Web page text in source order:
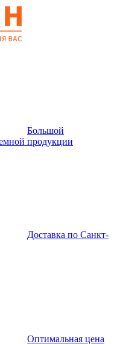
Большой
продукции
Доставка по Санкт-
Оптимальная цена